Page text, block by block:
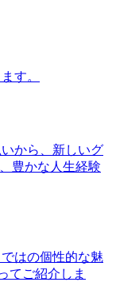
す。
から、新しいグ
豊かな人生経験
はの個性的な魅
てご紹介しま